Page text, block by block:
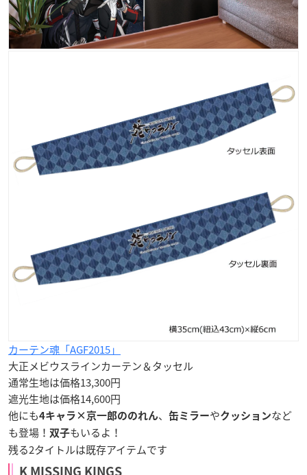
カーテン魂「AGF2015」
大正メビウスラインカーテン＆タッセル
通常生地は価格13,300円
遮光生地は価格14,600円
他にも4キャラ×京一郎ののれん、 缶ミラーやクッションなど
も登場！ 双子もいるよ！
残る2タイトルは既存アイテムです
K MISSING KINGS